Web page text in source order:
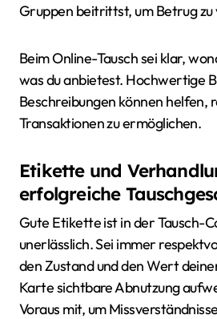
Gruppen beitrittst, um Betrug zu
Beim Online-Tausch sei klar,
was du anbietest. Hochwertige
Beschreibungen können helfen,
Transaktionen zu ermöglichen.
Etikette und
erfolgreiche
Gute Etikette ist in der Tausch-
unerlässlich. Sei immer
den Zustand und den Wert
Karte sichtbare Abnutzung
Voraus mit, um